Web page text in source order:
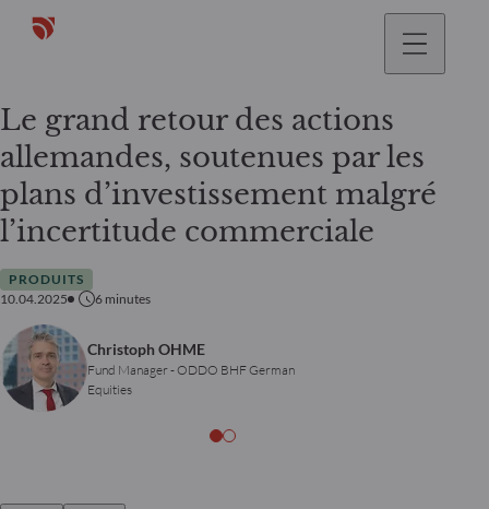
Le grand retour des actions
allemandes, soutenues par les
plans d’investissement malgré
l’incertitude commerciale
PRODUITS
10.04.2025
6 minutes
Christoph OHME
Fund Manager - ODDO BHF German
Equities